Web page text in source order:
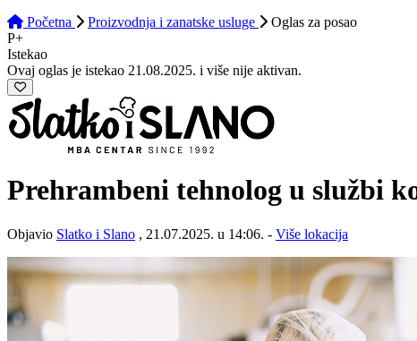
Početna
Proizvodnja i zanatske usluge Oglas za posao
P+
Istekao
Ovaj oglas je istekao 21.08.2025. i više nije aktivan.
Prehrambeni tehnolog u službi
Objavio Slatko i Slano , 21.07.2025. u 14:06. - Više lokacija